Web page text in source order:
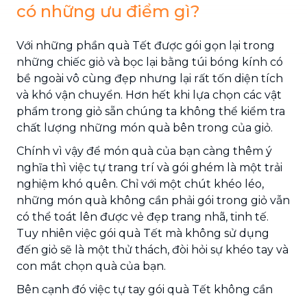
có những ưu điểm gì?
Với những phần quà Tết được gói gọn lại trong
những chiếc giỏ và bọc lại bằng túi bóng kính có
bề ngoài vô cùng đẹp nhưng lại rất tốn diện tích
và khó vận chuyển. Hơn hết khi lựa chọn các vật
phẩm trong giỏ sẵn chúng ta không thể kiểm tra
chất lượng những món quà bên trong của giỏ.
Chính vì vậy để món quà của bạn càng thêm ý
nghĩa thì việc tự trang trí và gói ghém là một trải
nghiệm khó quên. Chỉ với một chút khéo léo,
những món quà không cần phải gói trong giỏ vẫn
có thể toát lên được vẻ đẹp trang nhã, tinh tế.
Tuy nhiên việc gói quà Tết mà không sử dụng
đến giỏ sẽ là một thử thách, đòi hỏi sự khéo tay và
con mắt chọn quà của bạn.
Bên cạnh đó việc tự tay gói quà Tết không cần